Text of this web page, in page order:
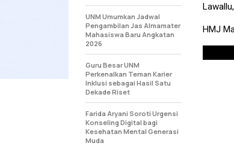
HMJ
UNM Umumkan Jadwal
Pengambilan Jas Almamater
Mahasiswa Baru Angkatan
2026
Guru Besar UNM
Perkenalkan Teman Karier
Inklusi sebagai Hasil Satu
Dekade Riset
Farida Aryani Soroti Urgensi
Konseling Digital bagi
Kesehatan Mental Generasi
Muda